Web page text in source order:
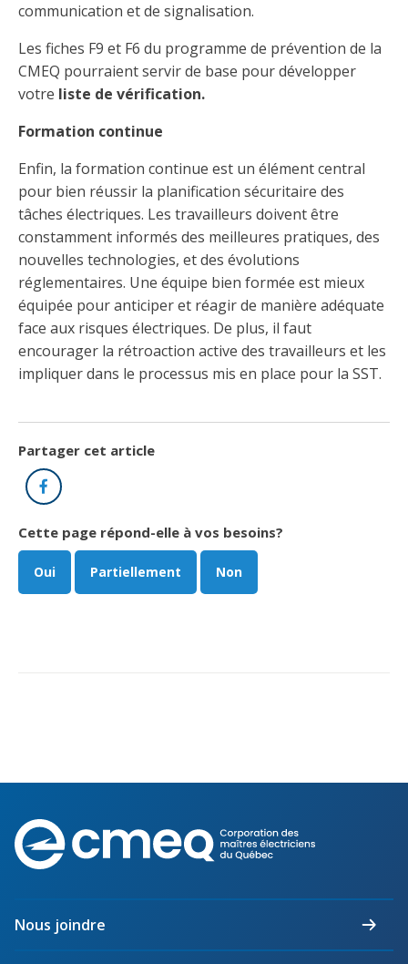
communication et de signalisation.
Les fiches F9 et F6 du programme de prévention de la
CMEQ pourraient servir de base pour développer
votre liste de vérification.
Formation continue
Enfin, la formation continue est un élément central
pour bien réussir la planification sécuritaire des
tâches électriques. Les travailleurs doivent être
constamment informés des meilleures pratiques, des
nouvelles technologies, et des évolutions
réglementaires. Une équipe bien formée est mieux
équipée pour anticiper et réagir de manière adéquate
face aux risques électriques. De plus, il faut
encourager la rétroaction active des travailleurs et les
impliquer dans le processus mis en place pour la SST.
Partager cet article
Facebook
Cette page répond-elle à vos besoins?
Oui Partiellement Non
des
électriciens
Nous joindre